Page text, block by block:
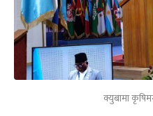
क्युबामा